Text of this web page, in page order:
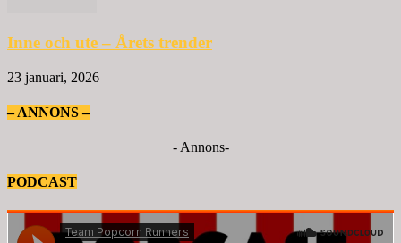
Inne och ute – Årets trender
23 januari, 2026
– ANNONS –
- Annons-
PODCAST